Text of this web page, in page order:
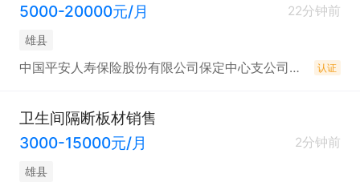
5000-20000元/月
22分钟前
雄县
中国平安人寿保险股份有限公司保定中心支公司雄县营销服务部 认证
卫生间隔断板材销售
3000-15000元/月
2分钟前
雄县